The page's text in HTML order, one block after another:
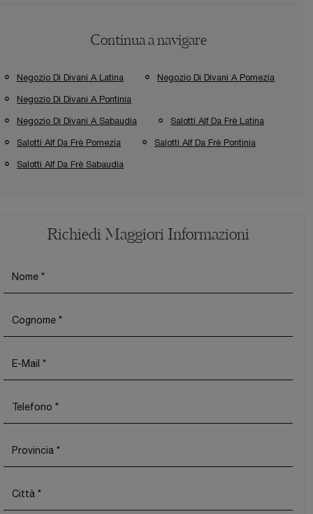
Continua a navigare
Negozio Di Divani A Latina Negozio Di Divani A Pomezia
Negozio Di Divani A Pontinia
Negozio Di Divani A Sabaudia Salotti Alf Da Frè Latina
Salotti Alf Da Frè Pomezia Salotti Alf Da Frè Pontinia
Salotti Alf Da Frè Sabaudia
Richiedi Maggiori Informazioni